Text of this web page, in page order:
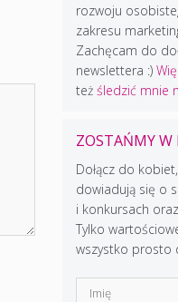
rozwoju
zakresu
Zachęcam do
newslettera :)
też śledzić mnie
ZOSTAŃMY W
Dołącz do
dowiadują się o
i konkursach
Tylko
wszystko prosto